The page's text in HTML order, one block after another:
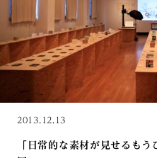
2013.12.13
「日常的な素材が見せるも